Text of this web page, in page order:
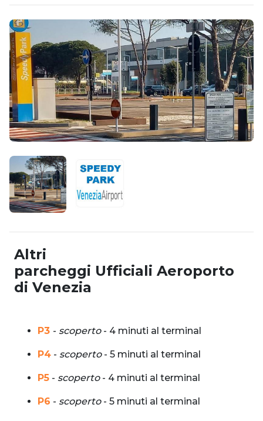
Altri
parcheggi Ufficiali Aeroporto
di Venezia
P3 - scoperto- 4 minuti al terminal
P4 - scoperto- 5 minuti al terminal
P5 - scoperto- 4 minuti al terminal
P6 - scoperto- 5 minuti al terminal